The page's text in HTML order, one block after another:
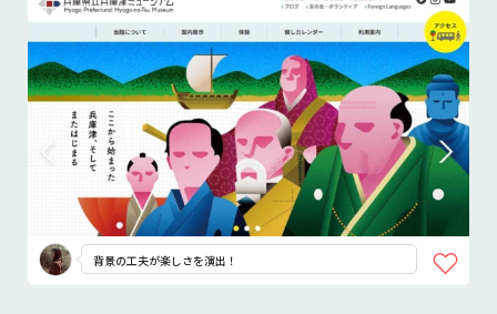
背景の工夫が楽しさを演出！